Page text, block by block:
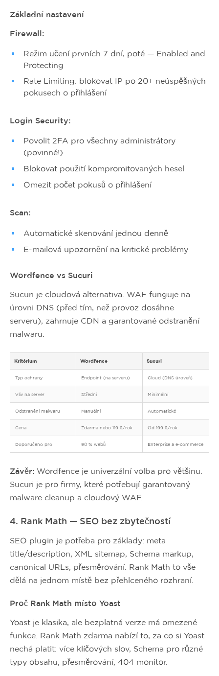
Základní nastavení
Firewall:
Režim učení prvních 7 dní, poté — Enabled and
Protecting
Rate Limiting: blokovat IP po 20+ neúspěšných
pokusech o přihlášení
Login Security:
Povolit 2FA pro všechny administrátory
(povinné!)
Blokovat použití kompromitovaných hesel
Omezit počet pokusů o přihlášení
Scan:
Automatické skenování jednou denně
E-mailová upozornění na kritické problémy
Wordfence vs Sucuri
Sucuri je cloudová alternativa. WAF funguje na
úrovni DNS (před tím, než provoz dosáhne
serveru), zahrnuje CDN a garantované odstranění
malwaru.
Kritérium Wordfence Sucuri
Typ ochrany Endpoint (na serveru) Cloud (DNS úroveň)
Vliv na server Střední Minimální
Odstranění malwaru Manuální Automatické
Cena Zdarma nebo 119 $/rok Od 199 $/rok
Doporučeno pro 90 % webů Enterprise a e-commerce
Závěr: Wordfence je univerzální volba pro většinu.
Sucuri je pro firmy, které potřebují garantovaný
malware cleanup a cloudový WAF.
4. Rank Math — SEO bez zbytečností
SEO plugin je potřeba pro základy: meta
title/description, XML sitemap, Schema markup,
canonical URLs, přesměrování. Rank Math to vše
dělá na jednom místě bez přehlceného rozhraní.
Proč Rank Math místo Yoast
Yoast je klasika, ale bezplatná verze má omezené
funkce. Rank Math zdarma nabízí to, za co si Yoast
nechá platit: více klíčových slov, Schema pro různé
typy obsahu, přesměrování, 404 monitor.